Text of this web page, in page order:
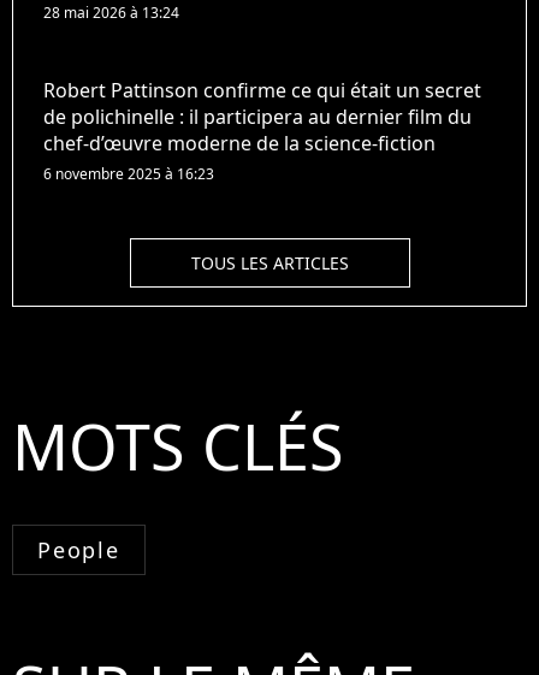
28 mai 2026 à 13:24
Robert Pattinson confirme ce qui était un secret
de polichinelle : il participera au dernier film du
chef-d’œuvre moderne de la science-fiction
6 novembre 2025 à 16:23
TOUS LES ARTICLES
MOTS CLÉS
People